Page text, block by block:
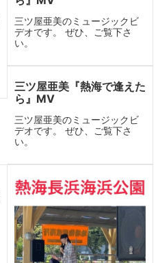
三ツ屋亜美のミュージックビ
デオです。 ぜひ、ご覧下さ
い。
三ツ屋亜美『熱海で逢えた
ら』MV
三ツ屋亜美のミュージックビ
デオです。 ぜひ、ご覧下さ
い。